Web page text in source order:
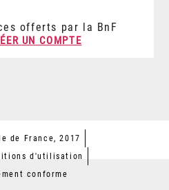
offerts par la BnF
UN COMPTE
de France, 2017
d'utilisation
conforme